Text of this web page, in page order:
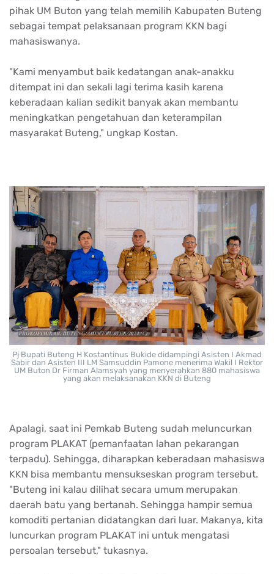
pihak UM Buton yang telah memilih Kabupaten Buteng
sebagai tempat pelaksanaan program KKN bagi
mahasiswanya.
"Kami menyambut baik kedatangan anak-anakku
ditempat ini dan sekali lagi terima kasih karena
keberadaan kalian sedikit banyak akan membantu
meningkatkan pengetahuan dan keterampilan
masyarakat Buteng," ungkap Kostan.
Pj Bupati Buteng H Kostantinus Bukide didampingi Asisten I Akmad
Sabir dan Asisten III LM Samsuddin Pamone menerima Wakil I Rektor
UM Buton Dr Firman Alamsyah yang menyerahkan 880 mahasiswa
yang akan melaksanakan KKN di Buteng
Apalagi, saat ini Pemkab Buteng sudah meluncurkan
program PLAKAT (pemanfaatan lahan pekarangan
terpadu). Sehingga, diharapkan keberadaan mahasiswa
KKN bisa membantu mensukseskan program tersebut.
"Buteng ini kalau dilihat secara umum merupakan
daerah batu yang bertanah. Sehingga hampir semua
komoditi pertanian didatangkan dari luar. Makanya, kita
luncurkan program PLAKAT ini untuk mengatasi
persoalan tersebut," tukasnya.